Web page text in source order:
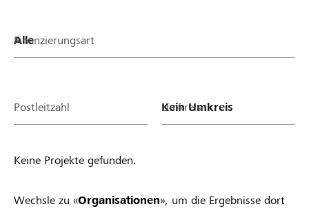
Finanzierungsart
Postleitzahl Umkreis
Keine Projekte gefunden.
Wechsle zu «Organisationen», um die Ergebnisse dort